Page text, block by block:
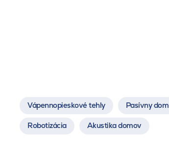
Vápennopieskové tehly Pasívny dom
Robotizácia Akustika domov